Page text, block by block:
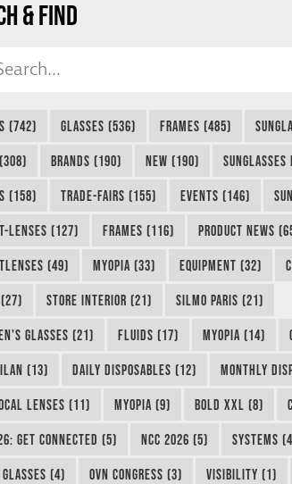
& FIND
(742) GLASSES (536) FRAMES (485)
BRANDS (190) NEW (190)
(158) TRADE-FAIRS (155) EVENTS (146)
LENSES (127) FRAMES (116) PRODUCT NEWS
(49) MYOPIA (33) EQUIPMENT (32)
STORE INTERIOR (21) SILMO PARIS (21)
GLASSES (21) FLUIDS (17) MYOPIA (14)
(13) DAILY DISPOSABLES (12) MONTHLY
LENSES (11) MYOPIA (9) BOLD XXL (8)
GET CONNECTED (5) NCC 2026 (5) SYSTEMS
GLASSES (4) OVN CONGRESS (3) VISIBILITY (1)